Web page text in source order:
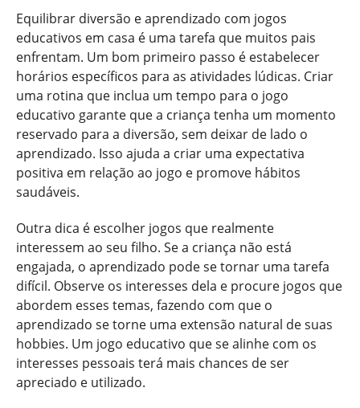
Equilibrar diversão e aprendizado com jogos
educativos em casa é uma tarefa que muitos pais
enfrentam. Um bom primeiro passo é estabelecer
horários específicos para as atividades lúdicas. Criar
uma rotina que inclua um tempo para o jogo
educativo garante que a criança tenha um momento
reservado para a diversão, sem deixar de lado o
aprendizado. Isso ajuda a criar uma expectativa
positiva em relação ao jogo e promove hábitos
saudáveis.
Outra dica é escolher jogos que realmente
interessem ao seu filho. Se a criança não está
engajada, o aprendizado pode se tornar uma tarefa
difícil. Observe os interesses dela e procure jogos que
abordem esses temas, fazendo com que o
aprendizado se torne uma extensão natural de suas
hobbies. Um jogo educativo que se alinhe com os
interesses pessoais terá mais chances de ser
apreciado e utilizado.